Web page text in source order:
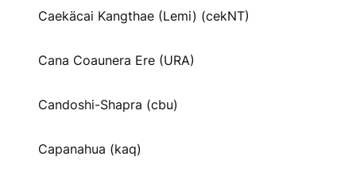
Caekäcai Kangthae (Lemi) (cekNT)
Cana Coaunera Ere (URA)
Candoshi-Shapra (cbu)
Capanahua (kaq)